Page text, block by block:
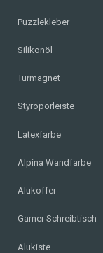
Puzzlekleber
Silikonöl
Türmagnet
Styroporleiste
Latexfarbe
Alpina Wandfarbe
Alukoffer
Gamer Schreibtisch
Alukiste